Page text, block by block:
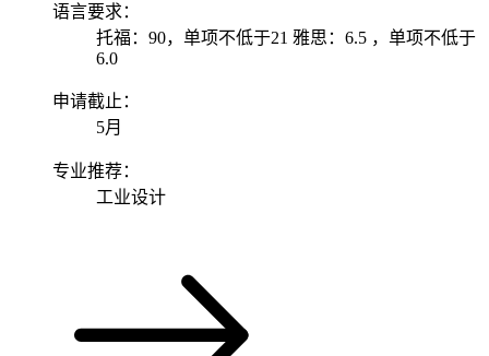
语言要求：
托福：90，单项不低于21 雅思：6.5 ，单项不低于
6.0
申请截止：
5月
专业推荐：
工业设计